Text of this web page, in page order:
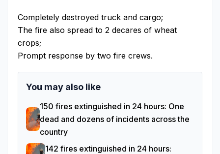
Completely destroyed truck and cargo;
The fire also spread to 2 decares of wheat
crops;
Prompt response by two fire crews.
You may also like
150 fires extinguished in 24 hours: One
dead and dozens of incidents across the
country
142 fires extinguished in 24 hours: